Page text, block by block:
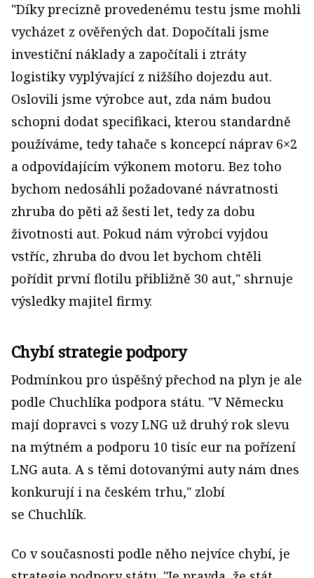
"Díky precizně provedenému testu jsme mohli
vycházet z ověřených dat. Dopočítali jsme
investiční náklady a započítali i ztráty
logistiky vyplývající z nižšího dojezdu aut.
Oslovili jsme výrobce aut, zda nám budou
schopni dodat specifikaci, kterou standardně
používáme, tedy tahače s koncepcí náprav 6×2
a odpovídajícím výkonem motoru. Bez toho
bychom nedosáhli požadované návratnosti
zhruba do pěti až šesti let, tedy za dobu
životnosti aut. Pokud nám výrobci vyjdou
vstříc, zhruba do dvou let bychom chtěli
pořídit první flotilu přibližně 30 aut," shrnuje
výsledky majitel firmy.
Chybí strategie podpory
Podmínkou pro úspěšný přechod na plyn je ale
podle Chuchlíka podpora státu. "V Německu
mají dopravci s vozy LNG už druhý rok slevu
na mýtném a podporu 10 tisíc eur na pořízení
LNG auta. A s těmi dotovanými auty nám dnes
konkurují i na českém trhu," zlobí
se Chuchlík.
Co v současnosti podle něho nejvíce chybí, je